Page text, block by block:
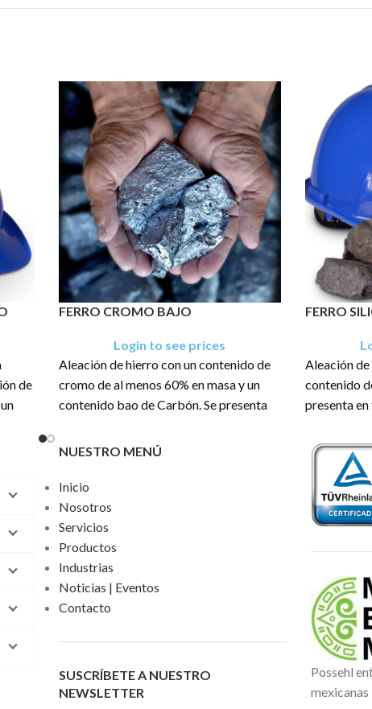
de
FERRO CROMO BAJO
Login to see prices
Aleación de hierro con un contenido de
cromo de al menos 60% en masa y un
contenido bao de Carbón. Se presenta
a brillante.
sacos de: 1 TM
FERRO
Aleación
contenido
presenta
El
sacos de: 1
NUESTRO MENÚ
Inicio
Nosotros
Servicios
Productos
Industrias
Noticias | Eventos
Contacto
SUSCRÍBETE A NUESTRO
NEWSLETTER
Possehl
mexicanas